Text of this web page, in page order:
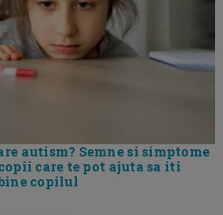
autism? Semne si simptome
care te pot ajuta sa iti
copilul